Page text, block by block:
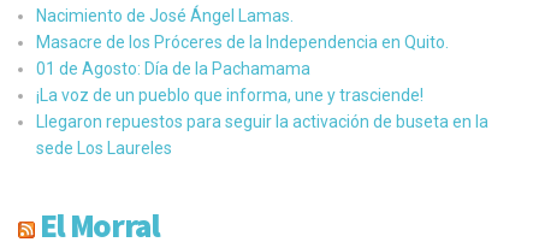
Nacimiento de José Ángel Lamas.
Masacre de los Próceres de la Independencia en Quito.
01 de Agosto: Día de la Pachamama
¡La voz de un pueblo que informa, une y trasciende!
Llegaron repuestos para seguir la activación de buseta en la
sede Los Laureles
El Morral